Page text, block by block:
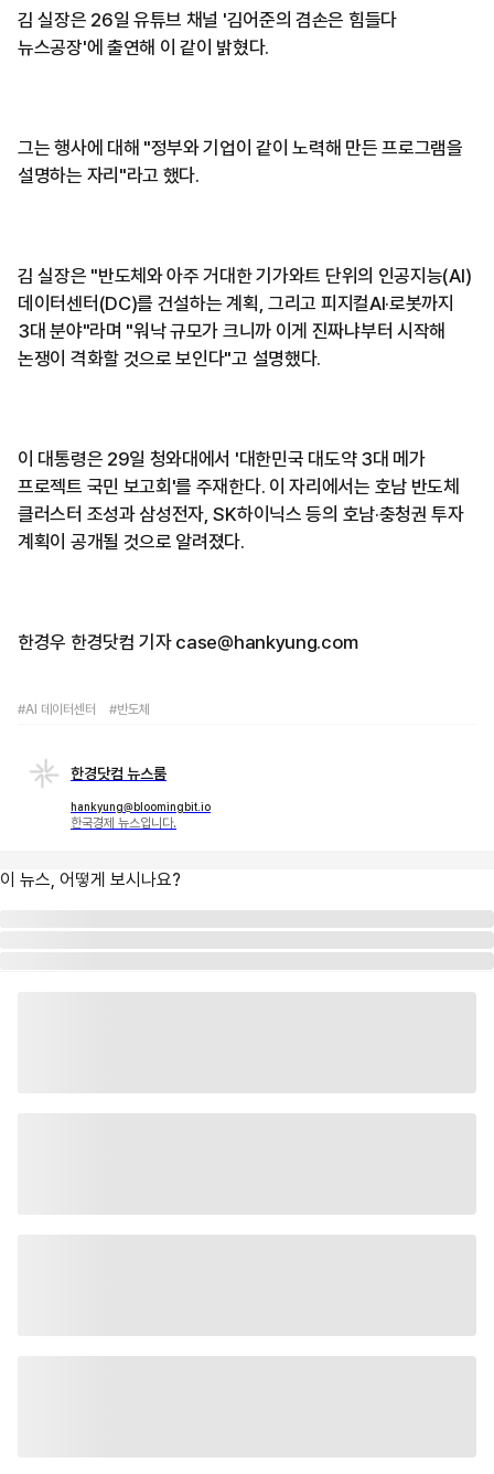
김 실장은 26일 유튜브 채널 '김어준의 겸손은 힘들다
뉴스공장'에 출연해 이 같이 밝혔다.
그는 행사에 대해 "정부와 기업이 같이 노력해 만든 프로그램을
설명하는 자리"라고 했다.
김 실장은 "반도체와 아주 거대한 기가와트 단위의 인공지능(AI)
데이터센터(DC)를 건설하는 계획, 그리고 피지컬AI·로봇까지
3대 분야"라며 "워낙 규모가 크니까 이게 진짜냐부터 시작해
논쟁이 격화할 것으로 보인다"고 설명했다.
이 대통령은 29일 청와대에서 '대한민국 대도약 3대 메가
프로젝트 국민 보고회'를 주재한다. 이 자리에서는 호남 반도체
클러스터 조성과 삼성전자, SK하이닉스 등의 호남·충청권 투자
계획이 공개될 것으로 알려졌다.
한경우 한경닷컴 기자 case@hankyung.com
#AI 데이터센터 #반도체
한경닷컴 뉴스룸
hankyung@bloomingbit.io
한국경제 뉴스입니다.
이 뉴스, 어떻게 보시나요?